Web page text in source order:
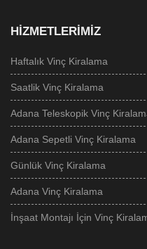
HIZMETLERIMIZ
Haftalık Vinç Kiralama
Saatlik Vinç Kiralama
Adana Teleskopik Vinç
Adana Sepetli Vinç Kiralama
Günlük Vinç Kiralama
Adana Vinç Kiralama
İnşaat Montajı İçin Vinç